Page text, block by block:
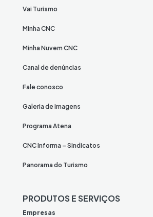
Vai Turismo
Minha CNC
Minha Nuvem CNC
Canal de denúncias
Fale conosco
Galeria de imagens
Programa Atena
CNC Informa – Sindicatos
Panorama do Turismo
PRODUTOS E SERVIÇOS
Empresas